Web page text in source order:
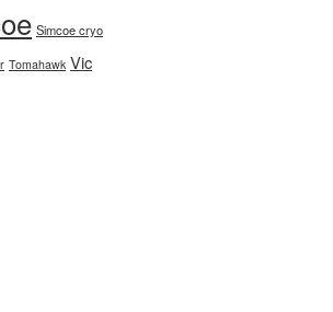
Simcoe cryo
Tomahawk Vic